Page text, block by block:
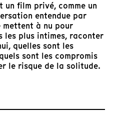
un film privé, comme un
entendue par
mettent à nu pour
les plus intimes, raconter
quelles sont les
sont les compromis
le risque de la solitude.